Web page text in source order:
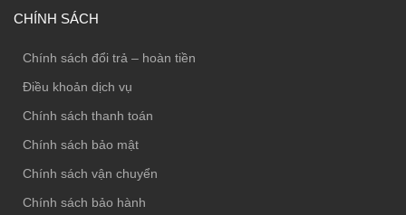
CHÍNH SÁCH
Chính sách đổi trả – hoàn tiền
Điều khoản dịch vụ
Chính sách thanh toán
Chính sách bảo mật
Chính sách vận chuyển
Chính sách bảo hành